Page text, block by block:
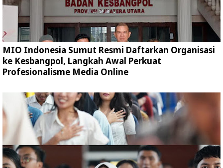
MIO Indonesia Sumut Resmi Daftarkan Organisasi
ke Kesbangpol, Langkah Awal Perkuat
Profesionalisme Media Online